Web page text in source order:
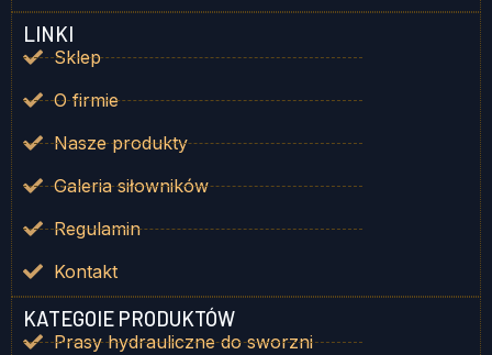
LINKI
Sklep
O firmie
Nasze produkty
Galeria siłowników
Regulamin
Kontakt
KATEGOIE PRODUKTÓW
Prasy hydrauliczne do sworzni